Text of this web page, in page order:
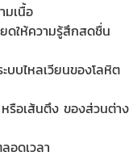
มเนื้อ
ดให้ความรู้สึกสดชื่น
บบไหลเวียนของโลหิต
รือเส้นตึง ของส่วนต่าง
อดเวลา